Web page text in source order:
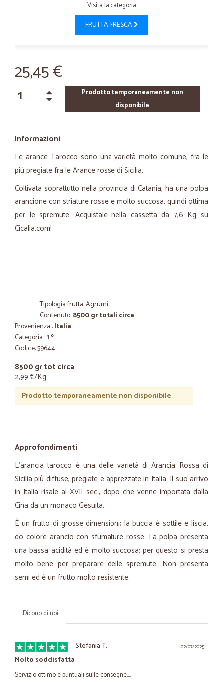
Visita la categoria
FRUTTA-FRESCA
25,45 €
Prodotto temporaneamente non
disponibile
Informazioni
Le arance Tarocco sono una varietà molto comune, fra le
più pregiate fra le Arance rosse di Sicilia.
Coltivata soprattutto nella provincia di Catania, ha una polpa
arancione con striature rosse e molto succosa, quindi ottima
per le spremute. Acquistale nella cassetta da 7,6 Kg su
Cicalia.com!
Tipologia frutta: Agrumi
Contenuto:8500 gr totali circa
Provenienza :Italia
Categoria :1 º
Codice: 59644
8500 gr tot circa
2,99 €/Kg
Prodotto temporaneamente non disponibile
Approfondimenti
L'arancia tarocco è una delle varietà di Arancia Rossa di
Sicilia più diffuse, pregiate e apprezzate in Italia. Il suo arrivo
in Italia risale al XVII sec., dopo che venne importata dalla
Cina da un monaco Gesuita.
È un frutto di grosse dimensioni; la buccia è sottile e liscia,
do colore arancio con sfumature rosse. La polpa presenta
una bassa acidità ed è molto succosa: per questo si presta
molto bene per preparare delle spremute. Non presenta
semi ed è un frutto molto resistente.
Dicono di noi
22/07/2025
—Stefania T.
Molto soddisfatta
Servizio ottimo e puntuali sulle consegne....